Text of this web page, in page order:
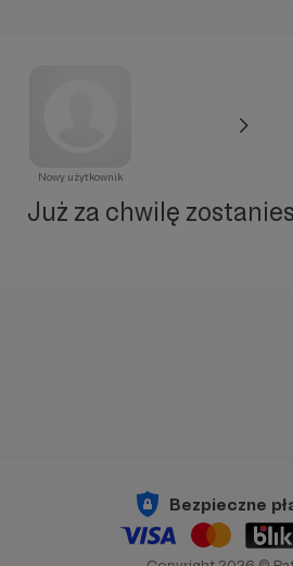
Nowy użytkownik
Już za chwilę
Bezpieczne